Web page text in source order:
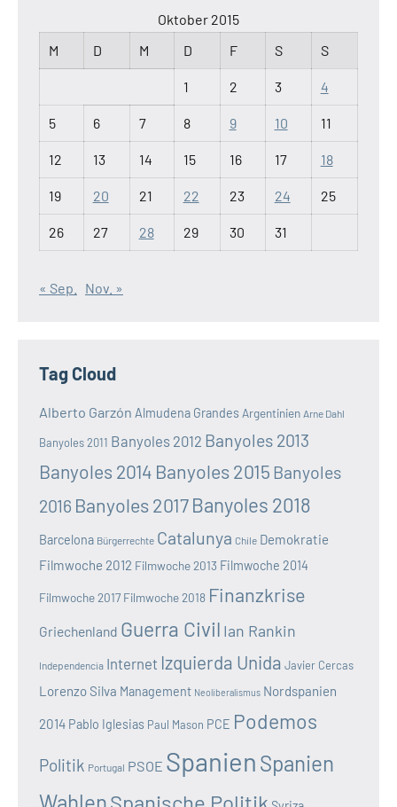
Oktober 2015
M
D M D F S S
1 2 3 4
5 6 7 8 9 10 11
12 13 14 15 16 17 18
19 20 21 22 23 24 25
26 27 28 29 30 31
« Sep. Nov. »
Tag Cloud
Alberto Garzón Almudena Grandes Argentinien Arne Dahl
Banyoles 2011 Banyoles 2012 Banyoles 2013
Banyoles 2014 Banyoles 2015 Banyoles
2016 Banyoles 2017 Banyoles 2018
Barcelona Bürgerrechte Catalunya Chile Demokratie
Filmwoche 2012 Filmwoche 2013 Filmwoche 2014
Filmwoche 2017 Filmwoche 2018 Finanzkrise
Griechenland Guerra Civil Ian Rankin
Independencia Internet Izquierda Unida Javier Cercas
Lorenzo Silva Management Neoliberalismus Nordspanien
2014 Pablo Iglesias Paul Mason PCE Podemos
Politik Portugal PSOE Spanien Spanien